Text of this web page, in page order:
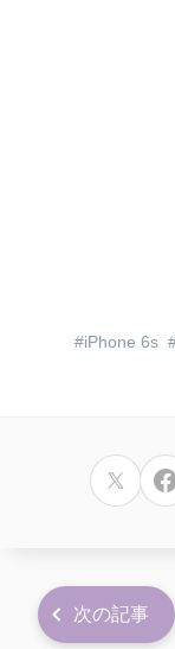
iPhone 6s
次の記事